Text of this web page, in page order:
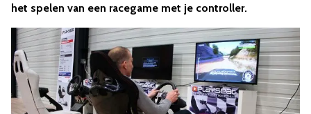
het spelen van een racegame met je controller.